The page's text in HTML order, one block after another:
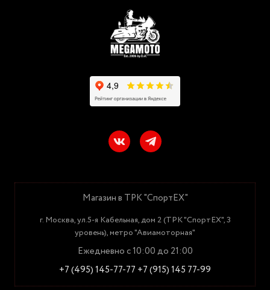
Магазин в ТРК "СпортЕХ"
г. Москва, ул.5-я Кабельная, дом 2 (ТРК "СпортЕХ", 3
уровень), метро "Авиамоторная"
Ежедневно с 10:00 до 21:00
+7 (495) 145-77-77 +7 (915) 145 77-99